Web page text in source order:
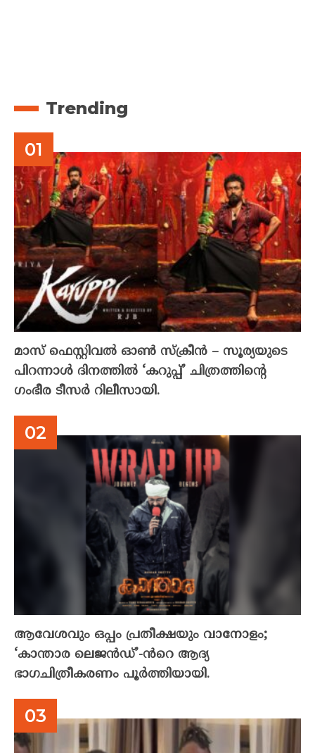
Trending
മാസ് ഫെസ്റ്റിവൽ ഓൺ സ്‌ക്രീൻ – സൂര്യയുടെ
പിറന്നാൾ ദിനത്തിൽ ‘കറുപ്പ്’ ചിത്രത്തിന്റെ
ഗംഭീര ടീസർ റിലീസായി.
ആവേശവും ഒപ്പം പ്രതീക്ഷയും വാനോളം;
‘കാന്താര ലെജൻഡ്’-ൻറെ ആദ്യ
ഭാഗചിത്രീകരണം പൂർത്തിയായി.